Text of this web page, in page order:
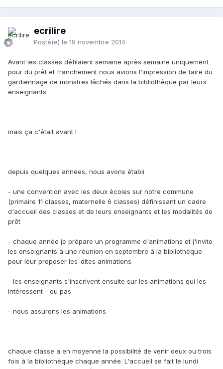
ecrilire
Posté(e) le 19 novembre 2014
Avant les classes défilaient semaine après semaine uniquement
pour du prêt et franchement nous avions l'impression de faire du
gardiennage de monstres lâchés dans la bibliothèque par leurs
enseignants
mais ça c'était avant !
depuis quelques années, nous avons établi
- une convention avec les deux écoles sur notre commune
(primaire 11 classes, maternelle 6 classes) définissant un cadre
d'accueil des classes et de leurs enseignants et les modalités de
prêt
- chaque année je prépare un programme d'animations et j'invite
les enseignants à une réunion en septembre à la bibliothèque
pour leur proposer les-dites animations
- les enseignants s'inscrivent ensuite sur les animations qui les
intéressent - ou pas
- nous assurons les animations
chaque classe a en moyenne la possibilité de venir deux ou trois
fois à la bibliothèque chaque année. L'accueil se fait le lundi